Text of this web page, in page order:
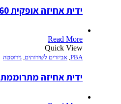
ידית אחיזה אופקית 60 ס"מ  PP440A/SS
Read More
Quick View
PBA אביזרים לשירותים נירוסטה
ידית אחיזה מתרוממת SS445